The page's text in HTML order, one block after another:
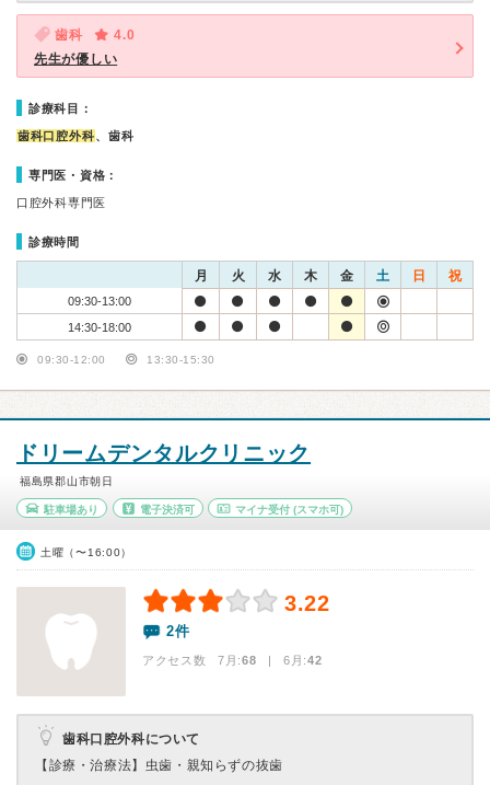
歯科
4.0
先生が優しい
診療科目：
歯科口腔外科、歯科
専門医・資格：
口腔外科専門医
診療時間
月 火 水 木 金 土 日 祝
09:30-13:00
14:30-18:00
09:30-12:00 13:30-15:30
ドリームデンタルクリニック
福島県郡山市朝日
駐車場あり 電子決済可 マイナ受付 (スマホ可)
土曜（〜16:00）
3.22
2件
アクセス数 7月:68 | 6月:42
歯科口腔外科について
【診療・治療法】 虫歯・親知らずの抜歯